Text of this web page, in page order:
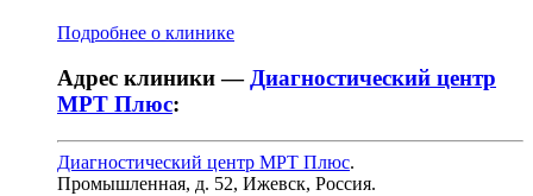
Подробнее о клинике
Адрес клиники —Диагностический центр
МРТ Плюс:
Диагностический центр МРТ Плюс.
Промышленная, д. 52, Ижевск, Россия.